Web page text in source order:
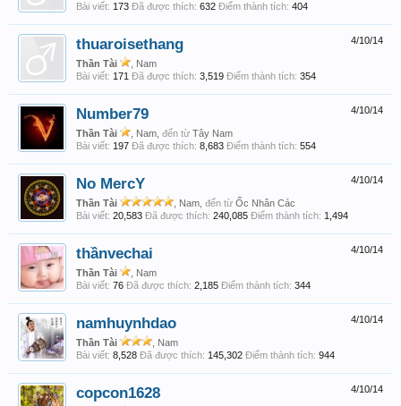
Bài viết: 173 Đã được thích: 632 Điểm thành tích: 404
4/10/14
thuaroisethang
Thần Tài
, Nam
Bài viết: 171 Đã được thích: 3,519 Điểm thành tích: 354
4/10/14
Number79
Thần Tài , Nam, đến từ Tây Nam
Bài viết: 197 Đã được thích: 8,683 Điểm thành tích: 554
4/10/14
No MercY
Thần Tài , Nam, đến từ Ốc Nhân Các
Bài viết: 20,583 Đã được thích: 240,085 Điểm thành tích: 1,494
4/10/14
thầnvechai
Thần Tài
, Nam
Bài viết: 76 Đã được thích: 2,185 Điểm thành tích: 344
4/10/14
namhuynhdao
Thần Tài
, Nam
Bài viết: 8,528 Đã được thích: 145,302 Điểm thành tích: 944
4/10/14
copcon1628